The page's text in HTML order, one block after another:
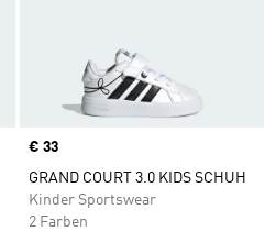
Price
€ 33
GRAND COURT 3.0 KIDS SCHUH
Kinder Sportswear
2 Farben